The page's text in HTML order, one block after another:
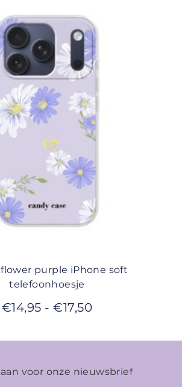
purple iPhone soft
telefoonhoesje
€14,95 - €17,50
voor onze nieuwsbrief